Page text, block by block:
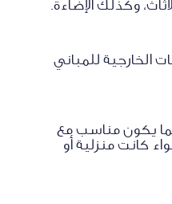
وكذلك الإضاءة.
الخارجية للمباني
يكون مناسب مع
كانت منزلية أو